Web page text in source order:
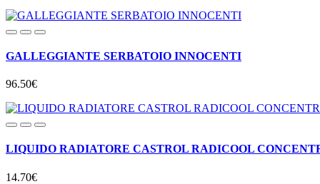
GALLEGGIANTE SERBATOIO INNOCENTI
96.50€
LIQUIDO RADIATORE CASTROL RADICOOL
14.70€